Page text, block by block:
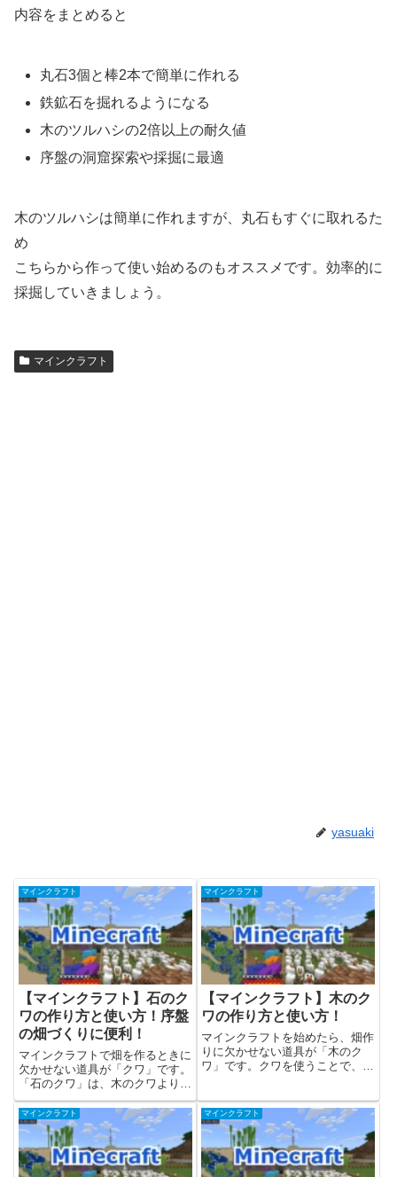
内容をまとめると
丸石3個と棒2本で簡単に作れる
鉄鉱石を掘れるようになる
木のツルハシの2倍以上の耐久値
序盤の洞窟探索や採掘に最適
木のツルハシは簡単に作れますが、丸石もすぐに取れるた
め
こちらから作って使い始めるのもオススメです。効率的に
採掘していきましょう。
マインクラフト
yasuaki
マインクラフト
【マインクラフト】石のク
ワの作り方と使い方！序盤
の畑づくりに便利！
マインクラフトで畑を作るときに
欠かせない道具が「クワ」です。
「石のクワ」は、木のクワよりも
耐久値が高いですが、簡単に作る
ことができて序盤の農業作業にぴ
ったりのアイテムです。この記事
では、石のクワの作り方・必要な
素材・使い方・耐久値まで、初
心...
マインクラフト
【マインクラフト】木のク
ワの作り方と使い方！
マインクラフトを始めたら、畑作
りに欠かせない道具が「木のク
ワ」です。クワを使うことで、地
クワの作り方・使い方・活用方法
を初心者向けに解説します。木の
クワとは？木のクワは、最も基本
的...
マインクラフト マインクラフト